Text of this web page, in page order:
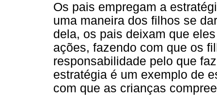
Os pais empregam a
uma maneira dos filhos se
dela, os pais deixam que
ações, fazendo com que os
responsabilidade pelo que
estratégia é um exemplo de
com que as crianças